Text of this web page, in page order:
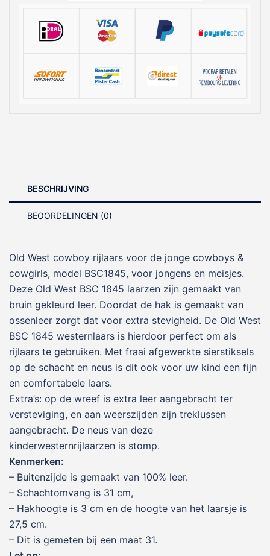
BESCHRIJVING
BEOORDELINGEN (0)
Old West cowboy rijlaars voor de jonge cowboys &
cowgirls, model BSC1845, voor jongens en meisjes.
Deze Old West BSC 1845 laarzen zijn gemaakt van
bruin gekleurd leer. Doordat de hak is gemaakt van
ossenleer zorgt dat voor extra stevigheid. De Old West
BSC 1845 westernlaars is hierdoor perfect om als
rijlaars te gebruiken. Met fraai afgewerkte sierstiksels
op de schacht en neus is dit ook voor uw kind een fijn
en comfortabele laars.
Extra’s: op de wreef is extra leer aangebracht ter
versteviging, en aan weerszijden zijn treklussen
aangebracht. De neus van deze
kinderwesternrijlaarzen is stomp.
Kenmerken:
– Buitenzijde is gemaakt van 100% leer.
– Schachtomvang is 31 cm,
– Hakhoogte is 3 cm en de hoogte van het laarsje is
27,5 cm.
– Dit is gemeten bij een maat 31.